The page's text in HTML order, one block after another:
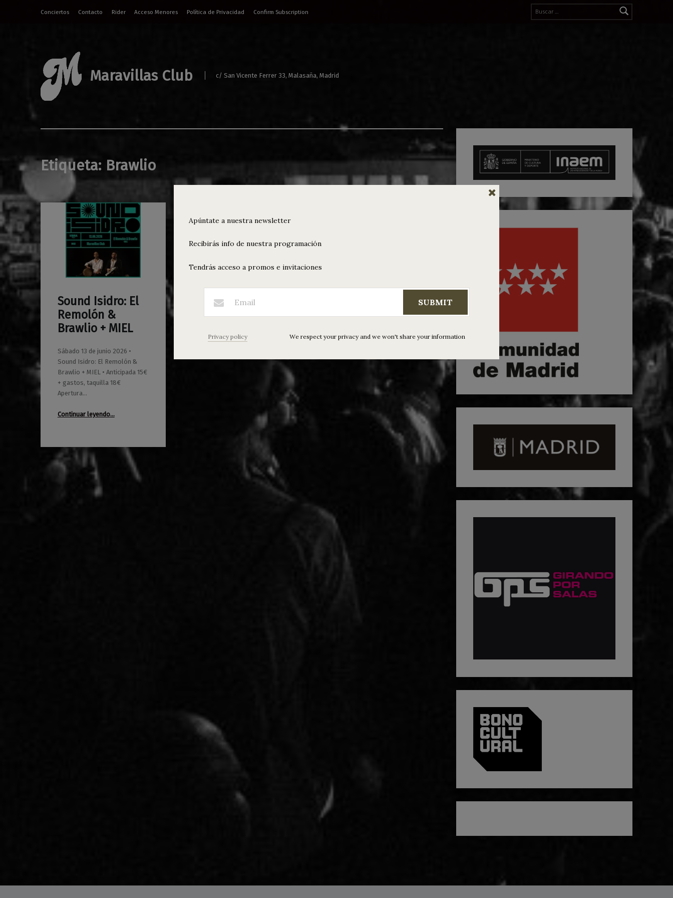
Buscar:
Conciertos
Contacto Rider Acceso Menores Política de Privacidad Confirm Subscription
Maravillas Club c/ San Vicente Ferrer 33, Malasaña, Madrid
Etiqueta: Brawlio
Sound Isidro: El
Remolón &
Brawlio + MIEL
Sábado 13 de junio 2026 •
Sound Isidro: El Remolón &
Brawlio + MIEL • Anticipada 15€
+ gastos, taquilla 18€
Apertura…
Continuar leyendo“Sound Isidro: El Remolón & Brawlio + MIEL”
…
01/05/2026
0
Maravillas
Apúntate a nuestra newsletter
Recibirás info de nuestra programación
Tendrás acceso a promos e invitaciones
SUBMIT
Privacy policy We respect your privacy and we won't share your information